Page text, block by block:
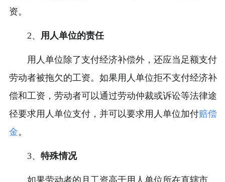
资。
2、 用人单位的责任
用人单位除了支付经济补偿外，还应当足额支付
劳动者被拖欠的工资。如果用人单位拒不支付经济补
偿和工资，劳动者可以通过劳动仲裁或诉讼等法律途
径要求用人单位支付，并可以要求用人单位加付赔偿
金。
3、 特殊情况
如果劳动者的月工资高于用人单位所在直辖市、